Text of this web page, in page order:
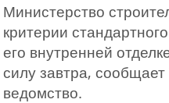
Министерство
критерии
его внутренней
силу завтра,
ведомство.